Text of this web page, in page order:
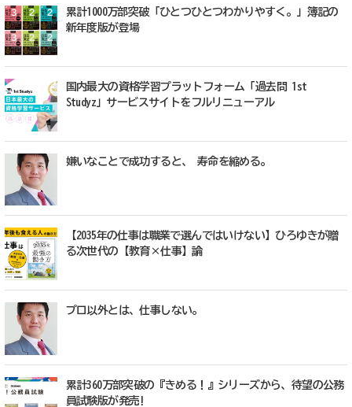
累計1000万部突破「ひとつひとつわかりやすく。」簿記の
新年度版が登場
国内最大の資格学習プラットフォーム「過去問 1st
Studyz」サービスサイトをフルリニューアル
嫌いなことで成功すると、 寿命を縮める。
【2035年の仕事は職業で選んではいけない】ひろゆきが贈
る次世代の【教育×仕事】論
プロ以外とは、仕事しない。
累計360万部突破の『きめる！』シリーズから、待望の公務
員試験版が発売!